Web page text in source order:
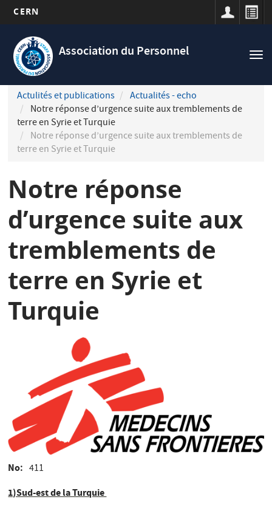
contenu
principal
CERN
Association du Personnel
Navigation
principale
Actulités et publications
Actualités - echo
Notre réponse d’urgence suite aux tremblements de
terre en Syrie et Turquie
Notre réponse d’urgence suite aux tremblements de
terre en Syrie et Turquie
Notre réponse
d’urgence suite aux
tremblements de
terre en Syrie et
Turquie
No 411
1)Sud-est de la Turquie